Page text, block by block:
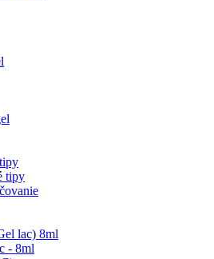
tipy
lac) 8ml
- 8ml